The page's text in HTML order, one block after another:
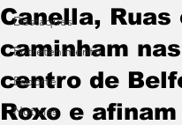
Destaques
Entretenimento
Esporte
Notícias
Canella, Ruas
caminham
centro de
Roxo e afinam